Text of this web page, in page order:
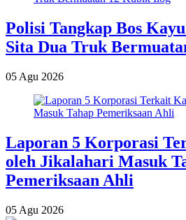
Polisi Tangkap Bos
Sita Dua Truk
05 Agu 2026
Laporan 5 Korporasi
oleh Jikalahari Masuk
Pemeriksaan Ahli
05 Agu 2026